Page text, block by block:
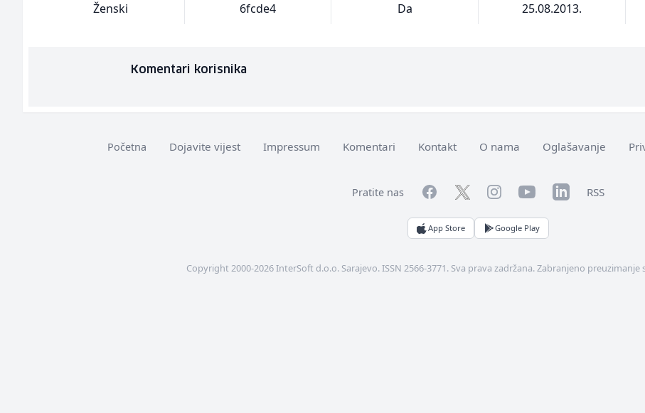
Ženski
6fcde4
Da
25.08.2013.
Komentari korisnika
Početna Dojavite vijest Impressum Komentari Kontakt O nama Oglašavanje
Pratite nas FacebookTwitterInstagramYouTubeLinkedInRSS
App Store Google Play
Copyright 2000-2026 InterSoft d.o.o. Sarajevo. ISSN 2566-3771. Sva prava zadržana. Zabranjeno preuzimanje